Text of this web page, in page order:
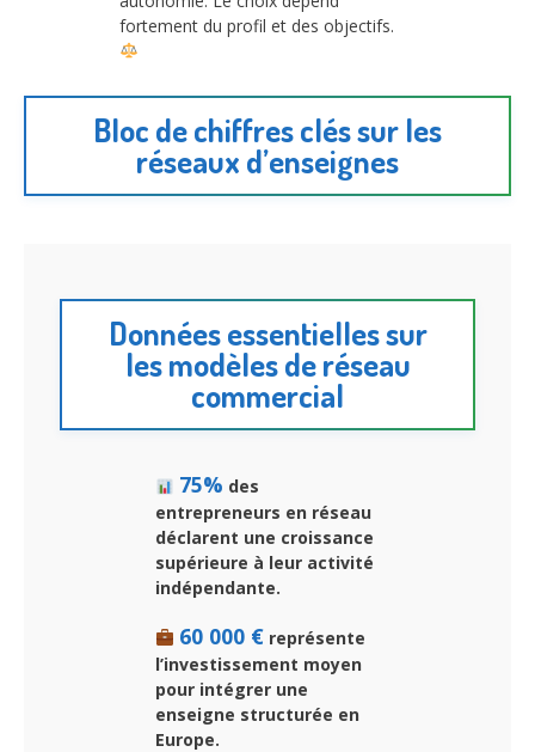
fortement du profil et des objectifs.
Bloc de chiffres clés sur les
réseaux d’enseignes
Données essentielles sur
les modèles de réseau
commercial
75% des
entrepreneurs en réseau
déclarent une croissance
supérieure à leur activité
indépendante.
60 000 €représente
l’investissement moyen
pour intégrer une
enseigne structurée en
Europe.